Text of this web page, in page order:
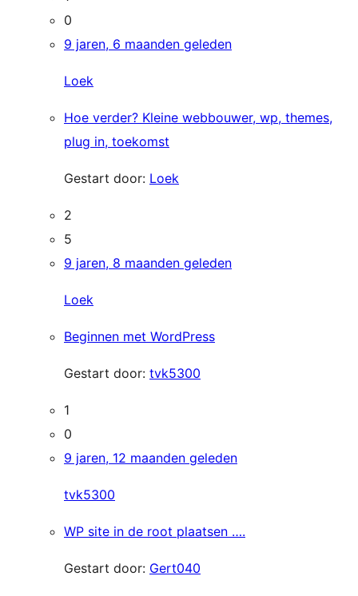
0
9 jaren, 6 maanden geleden
Loek
Hoe verder? Kleine webbouwer, wp, themes,
plug in, toekomst
Gestart door: Loek
2
5
9 jaren, 8 maanden geleden
Loek
Beginnen met WordPress
Gestart door: tvk5300
1
0
9 jaren, 12 maanden geleden
tvk5300
WP site in de root plaatsen ….
Gestart door: Gert040